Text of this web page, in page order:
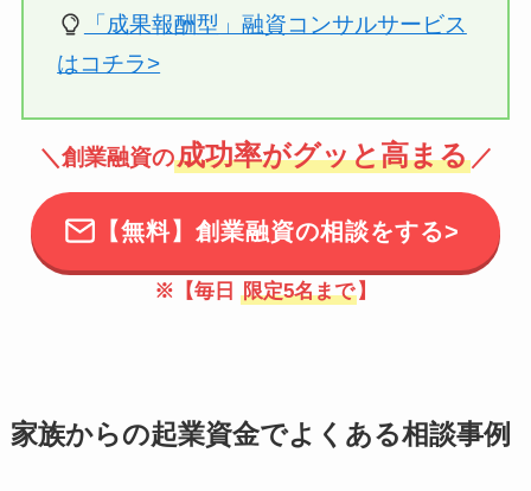
「成果報酬型」融資コンサルサービス
はコチラ>
＼創業融資の成功率がグッと高まる／
【無料】創業融資の相談をする>
※【毎日 限定5名まで 】
家族からの起業資金でよくある相談事例